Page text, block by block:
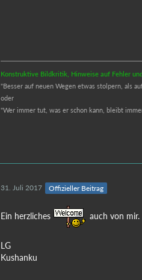
Konstruktive Bildkritik, Hinweise auf Fehler
"Besser auf neuen Wegen etwas stolpern, als
oder
"Wer immer tut, was er schon kann, bleibt
31. Juli 2017 Offizieller Beitrag
Ein herzliches auch von mir.
LG
Kushanku